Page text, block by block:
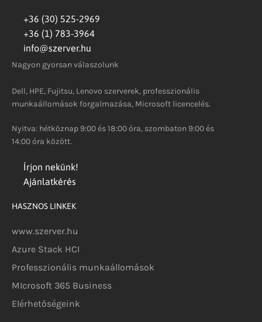
+36 (30) 525-2969
+36 (1) 783-3964
info@szerver.hu
Nagyon gyorsan válaszolunk
Dell, HPE, Fujitsu, Lenovo szerverek, professzionális
munkaállomások forgalmazása, Microsoft licencelés.
Nyitva: hétköznap 9:00 és 18:00 óra, szombaton 9:00 és
14:00 óra között.
Írjon nekünk!
Ajánlatkérés
HASZNOS LINKEK
www.szerver.hu
Azure Stack HCI
Professzionális munkaállomások
MIcrosoft 365 Business
Elérhetőségeink